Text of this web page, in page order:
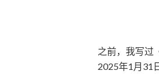
之前，我写过
2025年1月31